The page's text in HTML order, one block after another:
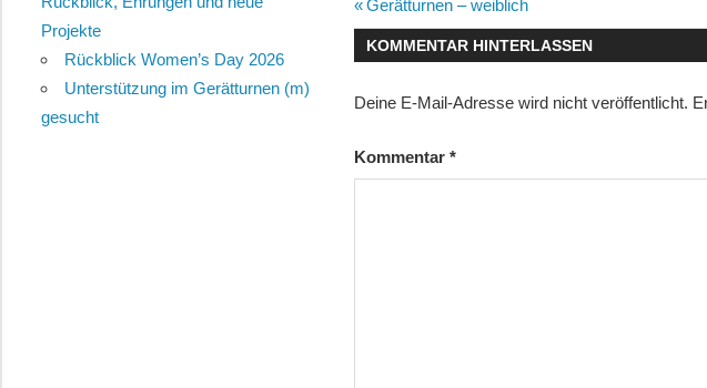
Beitragsnavigation
Beitrag:
Gerätturnen – weiblich
KOMMENTAR HINTERLASSEN
Deine E-Mail-Adresse wird nicht veröffentlicht.
Kommentar*
Projekte
Rückblick Women’s Day 2026
Unterstützung im Gerätturnen (m)
gesucht